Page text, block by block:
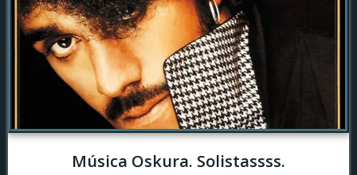
Música Oskura. Solistassss.